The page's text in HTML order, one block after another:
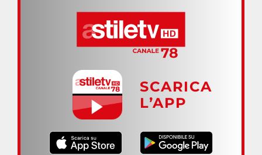
SCARICA
L’APP